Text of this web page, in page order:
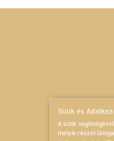
Sütik és
A sütik
melyik részét